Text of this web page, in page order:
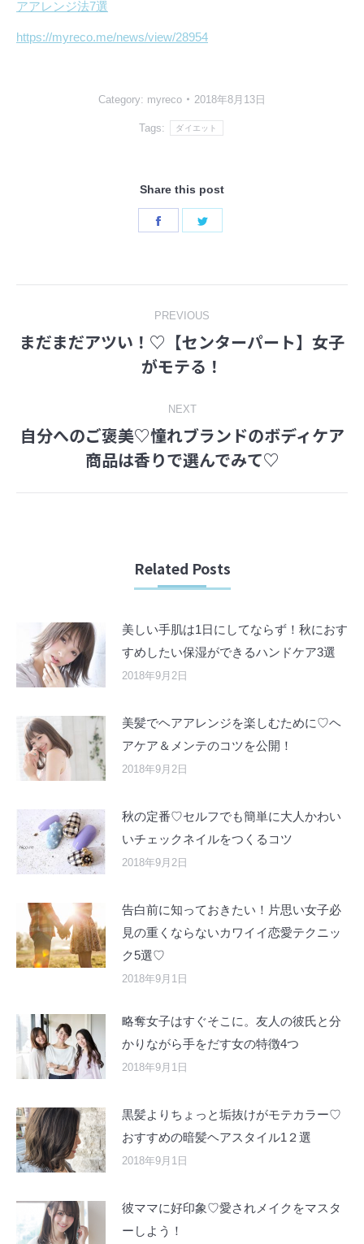
アアレンジ法7選
https://myreco.me/news/view/28954
Category: myreco 2018年8月13日
Tags: ダイエット
Share this post
Share
navigation
PREVIOUS
Previous
post:
まだまだアツい！♡【センターパート】女子
がモテる！
NEXT
Next
post:
自分へのご褒美♡憧れブランドのボディケア
商品は香りで選んでみて♡
Related Posts
美しい手肌は1日にしてならず！秋におす
すめしたい保湿ができるハンドケア3選
2018年9月2日
美髪でヘアアレンジを楽しむために♡ヘ
アケア＆メンテのコツを公開！
2018年9月2日
秋の定番♡セルフでも簡単に大人かわい
いチェックネイルをつくるコツ
2018年9月2日
告白前に知っておきたい！片思い女子必
見の重くならないカワイイ恋愛テクニッ
ク5選♡
2018年9月1日
略奪女子はすぐそこに。友人の彼氏と分
かりながら手をだす女の特徴4つ
2018年9月1日
黒髪よりちょっと垢抜けがモテカラー♡
おすすめの暗髪ヘアスタイル1２選
2018年9月1日
彼ママに好印象♡愛されメイクをマスタ
ーしよう！